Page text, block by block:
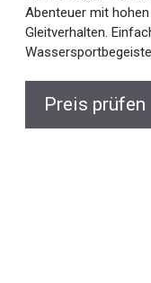
Abenteuer mit
Gleitverhalten.
Preis prüfen